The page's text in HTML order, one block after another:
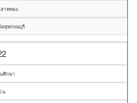
าททอง
สุพรรณบุรี
ศึกษา
.๖